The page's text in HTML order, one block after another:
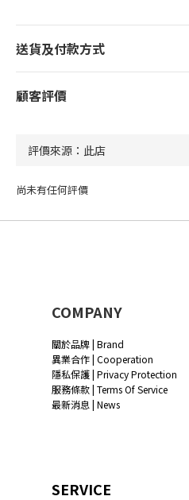
送貨及付款方式
顧客評價
尚未有任何評價
COMPANY
關於品牌 | Brand
異業合作 | Cooperation
隱私保護 | Privacy Protection
服務條款 | Terms Of Service
最新消息 | News
SERVICE